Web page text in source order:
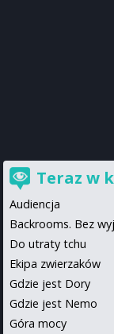
Teraz w
Audiencja
Backrooms. Bez
Do utraty tchu
Ekipa zwierzaków
Gdzie jest Dory
Gdzie jest Nemo
Góra mocy